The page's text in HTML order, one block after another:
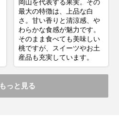
岡山を代表する果実。その
最大の特徴は、上品な白
さ。甘い香りと清涼感、や
わらかな食感が魅力です。
そのまま食べても美味しい
桃ですが、スイーツやお土
産品も充実しています。
もっと見る